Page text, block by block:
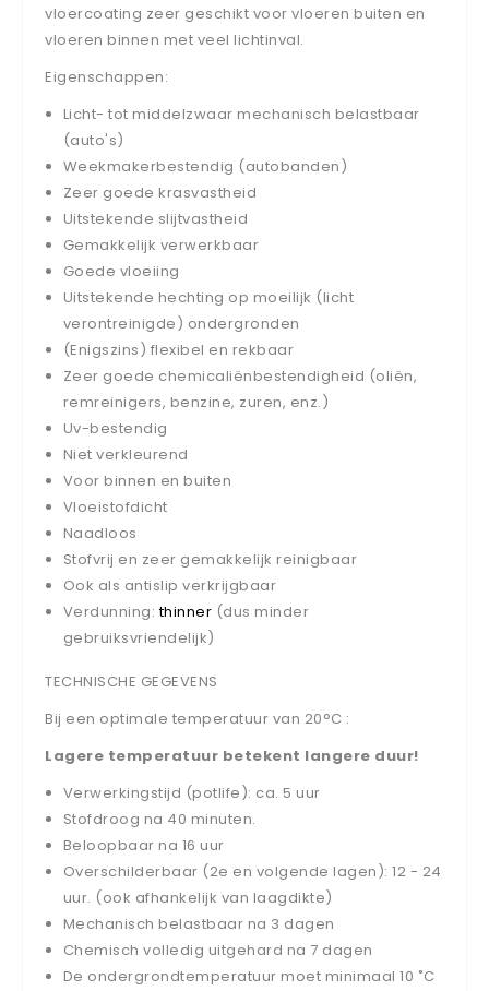
vloercoating zeer geschikt voor vloeren buiten en
vloeren binnen met veel lichtinval.
Eigenschappen:
Licht- tot middelzwaar mechanisch belastbaar
(auto's)
Weekmakerbestendig (autobanden)
Zeer goede krasvastheid
Uitstekende slijtvastheid
Gemakkelijk verwerkbaar
Goede vloeiing
Uitstekende hechting op moeilijk (licht
verontreinigde) ondergronden
(Enigszins) flexibel en rekbaar
Zeer goede chemicaliënbestendigheid (oliën,
remreinigers, benzine, zuren, enz.)
Uv-bestendig
Niet verkleurend
Voor binnen en buiten
Vloeistofdicht
Naadloos
Stofvrij en zeer gemakkelijk reinigbaar
Ook als antislip verkrijgbaar
Verdunning:thinner (dus minder
gebruiksvriendelijk)
TECHNISCHE GEGEVENS
Bij een optimale temperatuur van 20°C :
Lagere temperatuur betekent langere duur!
Verwerkingstijd (potlife): ca. 5 uur
Stofdroog na 40 minuten.
Beloopbaar na 16 uur
Overschilderbaar (2e en volgende lagen): 12 - 24
uur. (ook afhankelijk van laagdikte)
Mechanisch belastbaar na 3 dagen
Chemisch volledig uitgehard na 7 dagen
De ondergrondtemperatuur moet minimaal 10 ˚C